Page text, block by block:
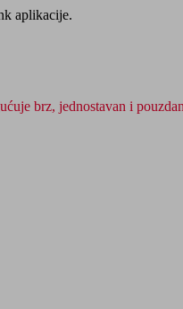
aplikacije.
brz, jednostavan i